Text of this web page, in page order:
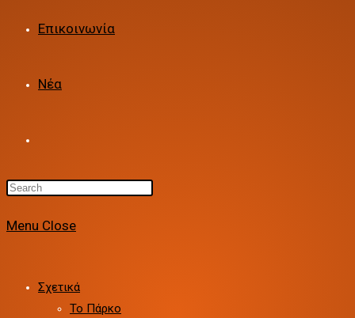
Επικοινωνία
Νέα
website
Menu Close
Σχετικά
Το Πάρκο